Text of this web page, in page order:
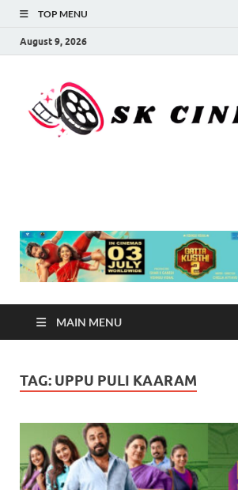
TOP MENU
August 9, 2026
MAIN MENU
TAG: UPPU PULI KAARAM